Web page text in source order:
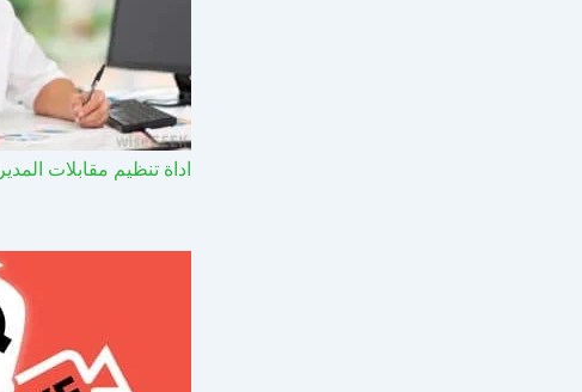
اداة تنظيم مقابلات المدير Interview Manager